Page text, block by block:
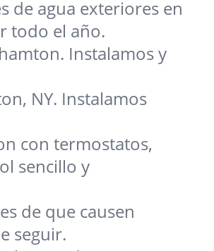
de agua exteriores en
todo el año.
Instalamos y
NY. Instalamos
con termostatos,
sencillo y
de que causen
seguir.